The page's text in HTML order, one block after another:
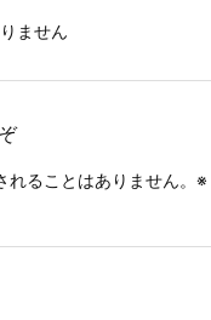
ません
ることはありません。 ※